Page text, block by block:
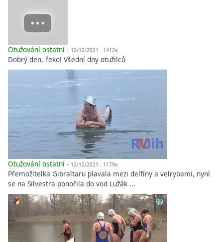
Otužování ostatní - 12/12/2021 - 1412x
Dobrý den, řeko! Všední dny otužilců
Otužování ostatní - 12/12/2021 - 1179x
Přemožitelka Gibraltaru plavala mezi delfíny a velrybami, nyní
se na Silvestra ponořila do vod Lužák ...